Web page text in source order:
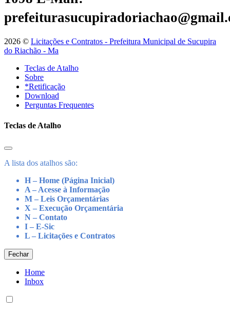
2026 © Licitações e Contratos - Prefeitura Municipal de Sucupira
do Riachão - Ma
Teclas de Atalho
Sobre
*Retificação
Download
Perguntas Frequentes
Teclas de Atalho
A lista dos atalhos são:
H – Home (Página Inicial)
A – Acesse à Informação
M – Leis Orçamentárias
X – Execução Orçamentária
N – Contato
I – E-Sic
L – Licitações e Contratos
Fechar
Home
Inbox